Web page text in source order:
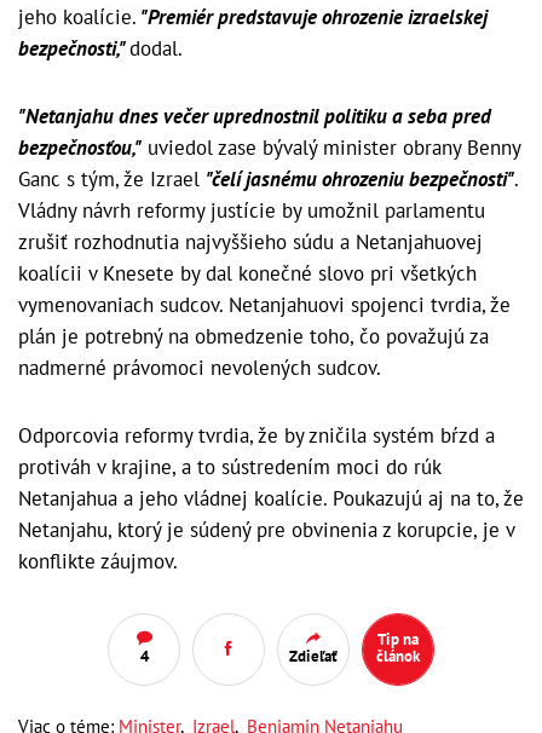
jeho koalície. "Premiér predstavuje ohrozenie izraelskej
bezpečnosti,"dodal.
"Netanjahu dnes večer uprednostnil politiku a seba pred
bezpečnosťou," uviedol zase bývalý minister obrany Benny
Ganc s tým, že Izrael "čelí jasnému ohrozeniu bezpečnosti".
Vládny návrh reformy justície by umožnil parlamentu
zrušiť rozhodnutia najvyššieho súdu a Netanjahuovej
koalícii v Knesete by dal konečné slovo pri všetkých
vymenovaniach sudcov. Netanjahuovi spojenci tvrdia, že
plán je potrebný na obmedzenie toho, čo považujú za
nadmerné právomoci nevolených sudcov.
Odporcovia reformy tvrdia, že by zničila systém bŕzd a
protiváh v krajine, a to sústredením moci do rúk
Netanjahua a jeho vládnej koalície. Poukazujú aj na to, že
Netanjahu, ktorý je súdený pre obvinenia z korupcie, je v
konflikte záujmov.
4 Zdieľať
Tip na
článok
Viac o téme: Minister, Izrael, Benjamin Netanjahu